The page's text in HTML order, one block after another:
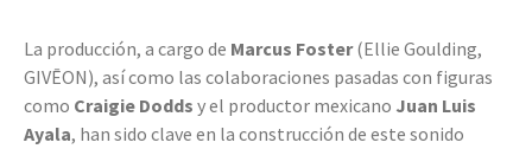
La producción, a cargo de Marcus Foster(Ellie Goulding,
GIVĒON), así como las colaboraciones pasadas con figuras
como Craigie Dodds y el productor mexicano Juan Luis
Ayala, han sido clave en la construcción de este sonido